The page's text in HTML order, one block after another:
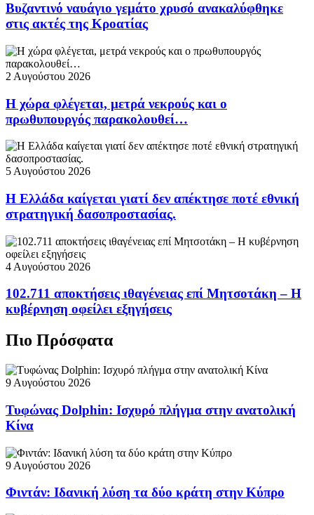
Βυζαντινό ναυάγιο γεμάτο χρυσό ανακαλύφθηκε
στις ακτές της Κροατίας
2 Αυγούστου 2026
Η χώρα φλέγεται, μετρά νεκρούς και ο
πρωθυπουργός παρακολουθεί…
5 Αυγούστου 2026
Η Ελλάδα καίγεται γιατί δεν απέκτησε ποτέ εθνική
στρατηγική δασοπροστασίας.
4 Αυγούστου 2026
102.711 αποκτήσεις ιθαγένειας επί Μητσοτάκη – Η
κυβέρνηση οφείλει εξηγήσεις
Πιο Πρόσφατα
9 Αυγούστου 2026
Τυφώνας Dolphin: Ισχυρό πλήγμα στην ανατολική
Κίνα
9 Αυγούστου 2026
Φιντάν: Ιδανική λύση τα δύο κράτη στην Κύπρο